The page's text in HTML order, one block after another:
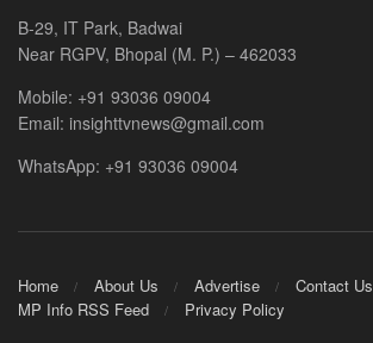
B-29, IT Park, Badwai
Near RGPV, Bhopal (M. P.) – 462033
Mobile: +91 93036 09004
Email: insighttvnews@gmail.com
WhatsApp: +91 93036 09004
Home About Us Advertise
Contact Us
MP Info RSS Feed
Privacy Policy